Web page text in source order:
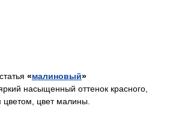
«малиновый»
насыщенный оттенок красного,
цвет малины.